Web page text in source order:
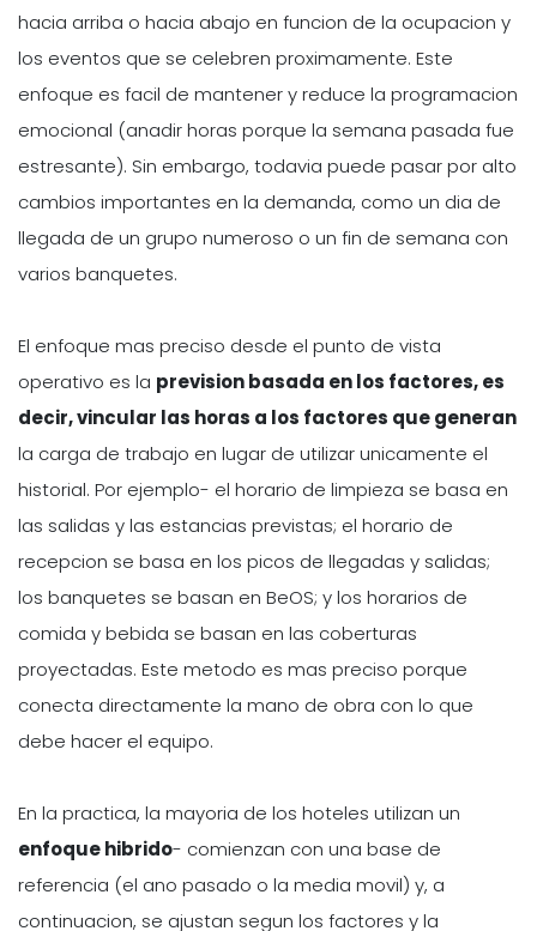
hacia arriba o hacia abajo en funcion de la ocupacion y
los eventos que se celebren proximamente. Este
enfoque es facil de mantener y reduce la programacion
emocional (anadir horas porque la semana pasada fue
estresante). Sin embargo, todavia puede pasar por alto
cambios importantes en la demanda, como un dia de
llegada de un grupo numeroso o un fin de semana con
varios banquetes.
El enfoque mas preciso desde el punto de vista
operativo es la prevision basada en los factores, es
decir, vincular las horas a los factores que generan
la carga de trabajo en lugar de utilizar unicamente el
historial. Por ejemplo- el horario de limpieza se basa en
las salidas y las estancias previstas; el horario de
recepcion se basa en los picos de llegadas y salidas;
los banquetes se basan en BeOS; y los horarios de
comida y bebida se basan en las coberturas
proyectadas. Este metodo es mas preciso porque
conecta directamente la mano de obra con lo que
debe hacer el equipo.
En la practica, la mayoria de los hoteles utilizan un
enfoque hibrido- comienzan con una base de
referencia (el ano pasado o la media movil) y, a
continuacion, se ajustan segun los factores y la